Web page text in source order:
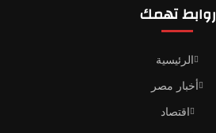
روابط تهمك
الرئيسية
أخبار مصر
اقتصاد